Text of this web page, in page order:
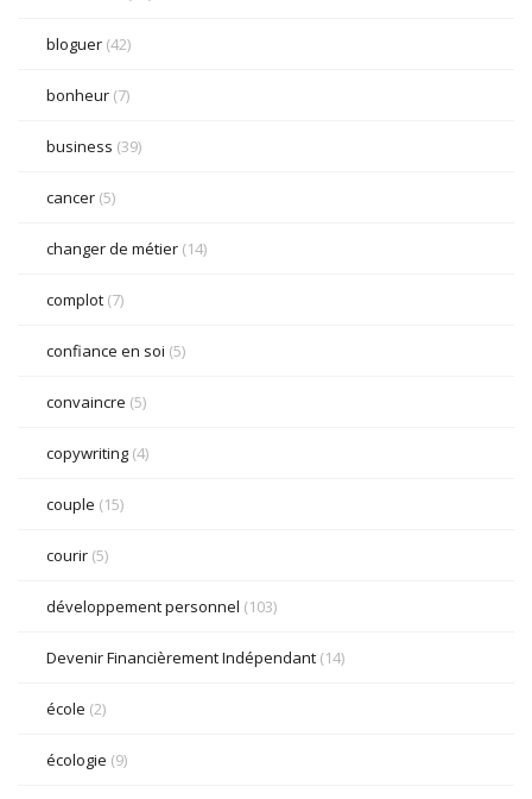
bloguer (42)
bonheur (7)
business (39)
cancer (5)
changer de métier (14)
complot (7)
confiance en soi (5)
convaincre (5)
copywriting (4)
couple (15)
courir (5)
développement personnel (103)
Devenir Financièrement Indépendant (14)
école (2)
écologie (9)